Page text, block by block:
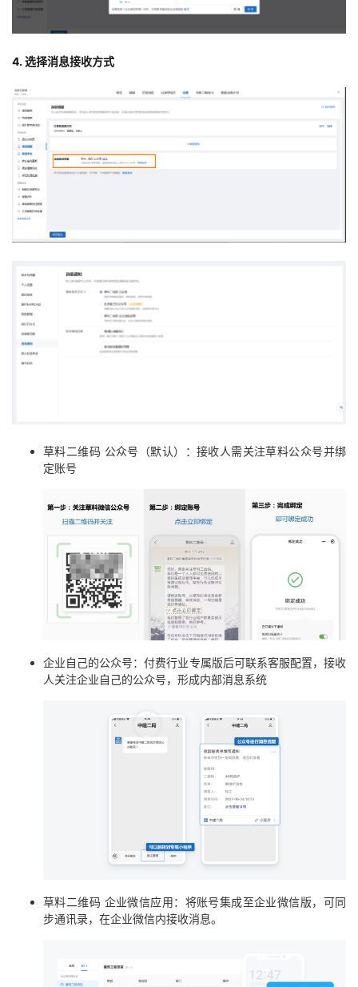
4. 选择消息接收方式
草料二维码 公众号（默认）：接收人需关注草料公众号并绑
定账号
企业自己的公众号：付费行业专属版后可联系客服配置，接收
人关注企业自己的公众号，形成内部消息系统
草料二维码 企业微信应用：将账号集成至企业微信版，可同
步通讯录，在企业微信内接收消息。